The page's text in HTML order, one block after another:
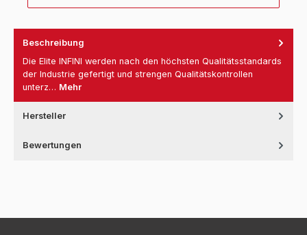
Beschreibung
Die Elite INFINI werden nach den höchsten Qualitätsstandards
der Industrie gefertigt und strengen Qualitätskontrollen
unterz… Mehr
Hersteller
Bewertungen